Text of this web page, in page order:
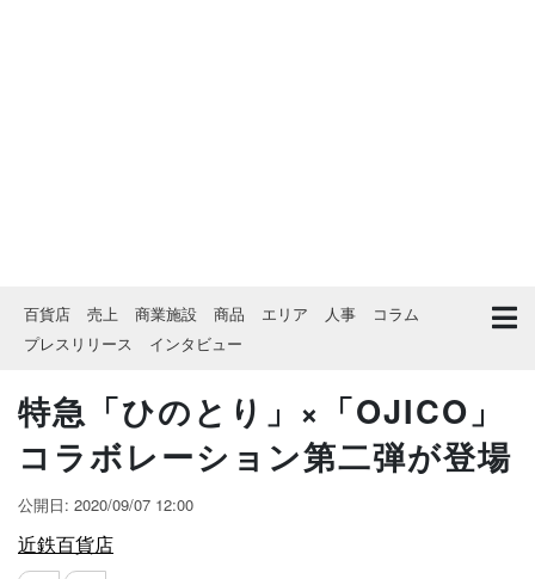
百貨店 売上 商業施設 商品 エリア 人事
コラム
プレスリリース
インタビュー
特急「ひのとり」×「OJICO」
コラボレーション第二弾が登場
公開日: 2020/09/07 12:00
近鉄百貨店